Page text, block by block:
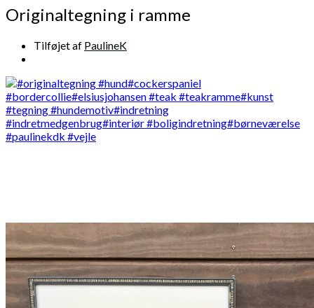
Originaltegning i ramme
Tilføjet af PaulineK